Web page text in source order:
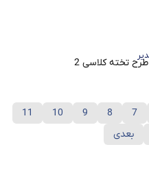
تخته کلاسی 2
7
8
9
10
11
بعدی